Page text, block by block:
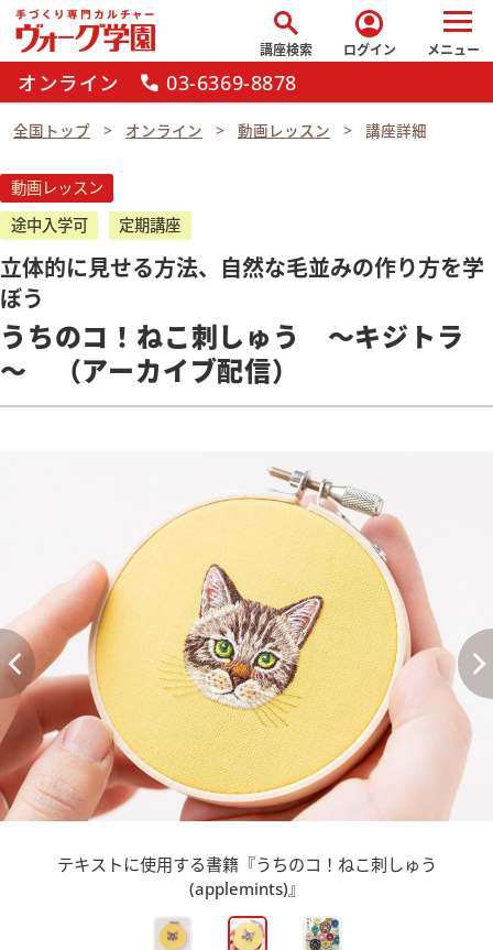
search
講座検索
account_circle
ログイン メニュー
オンライン call 03-6369-8878
全国トップ オンライン 動画レッスン 講座詳細
動画レッスン
途中入学可
定期講座
立体的に見せる方法、自然な毛並みの作り方を学
ぼう
うちのコ！ねこ刺しゅう ～キジトラ
～ （アーカイブ配信）
テキストに使用する書籍『うちのコ！ねこ刺しゅう
(applemints)』